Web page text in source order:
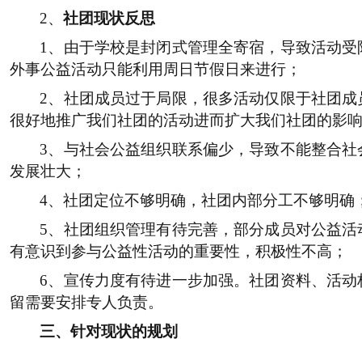
2、社团现状反思
1、由于学校是封闭式管理全寄宿，导致活动
外事公益活动只能利用周日节假日来进行；
2、社团成员过于局限，很多活动仅限于社团
很好地推广我们社团的活动进而扩大我们社团的影
3、与社会公益组织联系偏少，导致不能整合
发展壮大；
4、社团定位不够明确，社团内部分工不够明确
5、社团组织管理有待完善，部分成员对公益
有意识到参与公益性活动的重要性，积极性不高；
6、宣传力度有待进一步加强。社团资料、活
留需要安排专人负责。
三、针对现状的规划